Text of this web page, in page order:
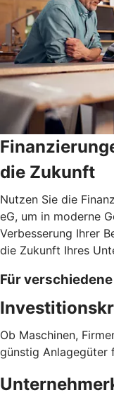
die Zukunft
Nutzen Sie die
eG, um in moderne
Verbesserung Ihrer
die Zukunft Ihres
Für
Ob Maschinen,
günstig Anlagegüter